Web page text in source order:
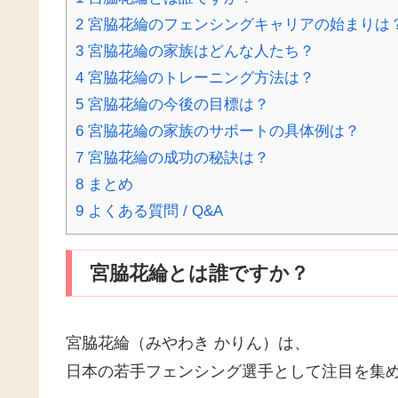
2 宮脇花綸のフェンシングキャリアの始まりは
3 宮脇花綸の家族はどんな人たち？
4 宮脇花綸のトレーニング方法は？
5 宮脇花綸の今後の目標は？
6 宮脇花綸の家族のサポートの具体例は？
7 宮脇花綸の成功の秘訣は？
8 まとめ
9 よくある質問 / Q&A
宮脇花綸とは誰ですか？
宮脇花綸（みやわき かりん）は、
日本の若手フェンシング選手として注目を集